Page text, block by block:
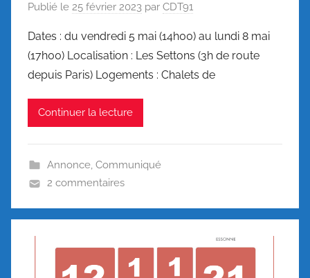
Publié le 25 février 2023 par CDT91
Dates : du vendredi 5 mai (14h00) au lundi 8 mai
(17h00) Localisation : Les Settons (3h de route
depuis Paris) Logements : Chalets de
Continuer la lecture
Annonce, Communiqué
2 commentaires